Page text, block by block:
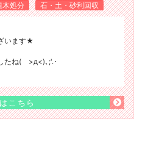
木処分 石・土・砂利回収
います★
たね( >д<)､;'.･
こちら